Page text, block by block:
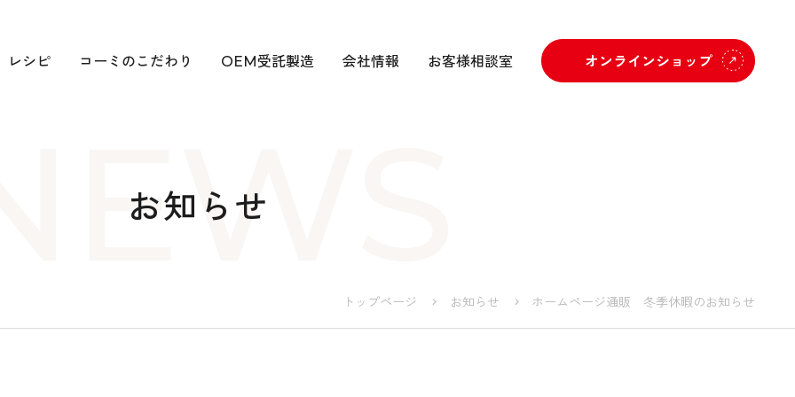
レシピ コーミのこだわり OEM受託製造 会社情報 お客様相談室 オンラインショップ
お知らせ
トップページ お知らせ ホームページ通販 冬季休暇のお知らせ